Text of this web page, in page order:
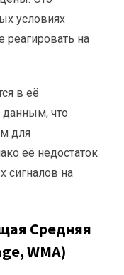
условиях
реагировать на
в её
данным, что
для
её недостаток
сигналов на
Средняя
WMA)